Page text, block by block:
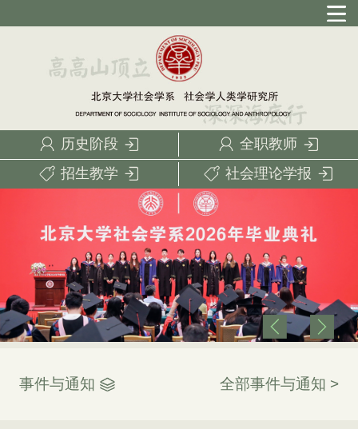
历史阶段
全职教师
招生教学
社会理论学报
事件与通知 全部事件与通知 >